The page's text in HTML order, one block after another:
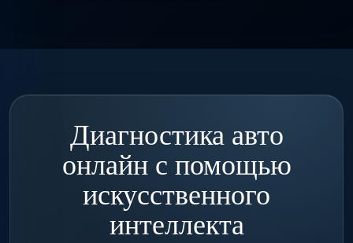
Диагностика авто
онлайн с помощью
искусственного
интеллекта